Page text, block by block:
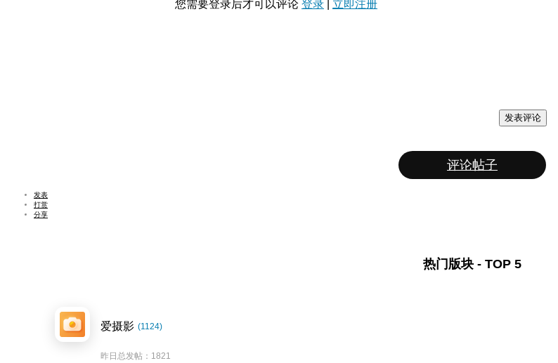
您需要登录后才可以评论 登录 立即注册
发表评论
评论帖子
发表
打赏
分享
热门版块 - TOP 5
爱摄影 (1124)
昨日总发帖：1821